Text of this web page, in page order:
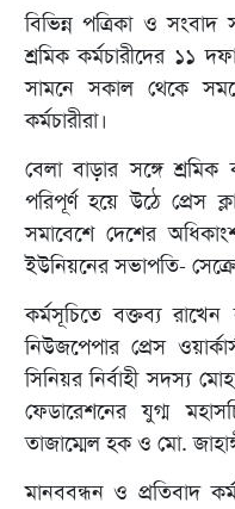
বিভিন্ন পত্রিকা ও সংবাদ
শ্রমিক কর্মচারীদের ১১
সামনে সকাল থেকে
কর্মচারীরা।
বেলা বাড়ার সঙ্গে
পরিপূর্ণ হয়ে উঠে প্রেস
সমাবেশে দেশের
ইউনিয়নের সভাপতি-
কর্মসূচিতে বক্তব্য
নিউজপেপার প্রেস
সিনিয়র নির্বাহী সদস্য
ফেডারেশনের যুগ্ম
তাজাম্মেল হক ও মো.
মানববন্ধন ও প্রতিবাদ